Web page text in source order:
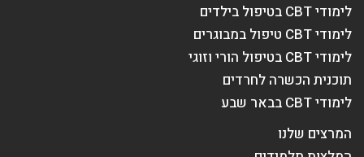
לימודי CBT בטיפול בילדים
לימודי CBT טיפול במבוגרים
לימודי CBT בטיפול הורי וזוגי
תוכנית הכשרה לחרדים
לימודי CBT בבאר שבע
המרצים שלנו